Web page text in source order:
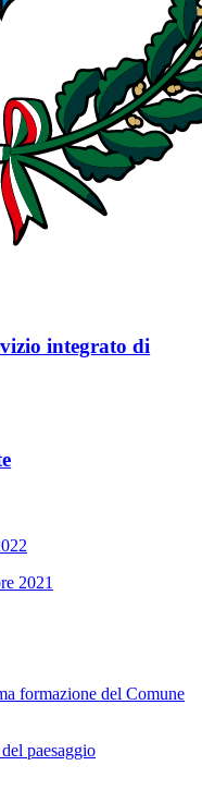
integrato di
2021
formazione del Comune
paesaggio